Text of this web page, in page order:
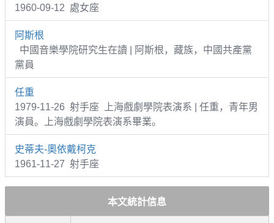
1960-09-12 處女座
阿斯根
中國音樂學院研究生在讀 | 阿斯根，藏族，中國共產黨
黨員
任重
1979-11-26 射手座 上海戲劇學院表演系 | 任重，青年男
演員。上海戲劇學院表演系畢業。
史蒂夫-奧依戴柯克
1961-11-27 射手座
本文統計信息